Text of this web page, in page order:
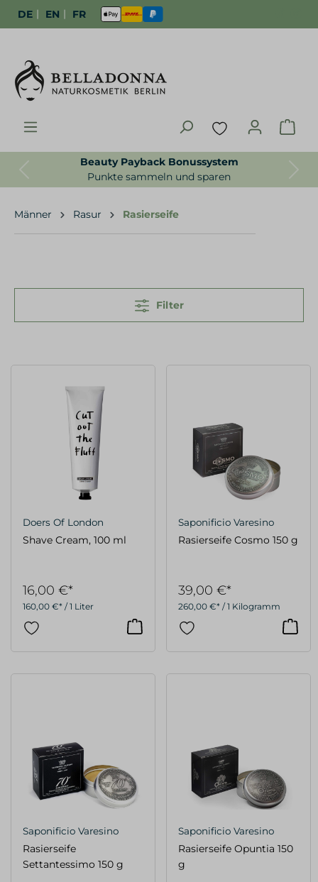
DE | EN | FR
Payback Bonussystem
sammeln und sparen
Für uns
Previous Next
Männer Rasur Rasierseife
Filter
Doers Of London
Shave Cream, 100 ml
160,00 €* / 1 Liter
16,00 €*
Saponificio Varesino
Rasierseife Cosmo 150 g
260,00 €* / 1 Kilogramm
39,00 €*
Saponificio Varesino
Rasierseife
Settantessimo 150 g
Saponificio Varesino
Rasierseife Opuntia 150
g